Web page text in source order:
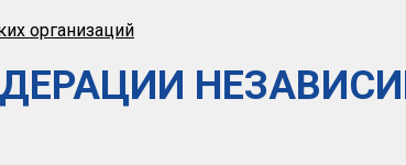
организаций